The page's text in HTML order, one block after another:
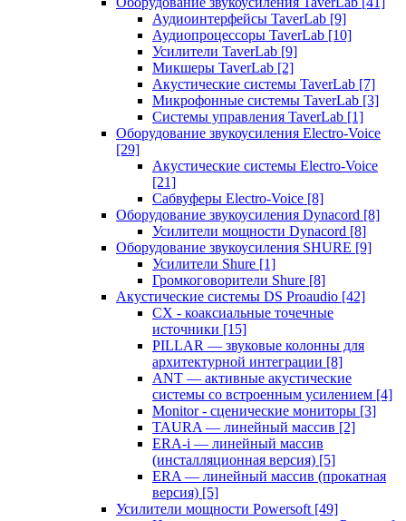
Аудиоинтерфейсы TaverLab [9]
Аудиопроцессоры TaverLab [10]
Усилители TaverLab [9]
Микшеры TaverLab [2]
Акустические системы TaverLab [7]
Микрофонные системы TaverLab [3]
Системы управления TaverLab [1]
Оборудование звукоусиления Electro-Voice
[29]
Акустические системы Electro-Voice
[21]
Сабвуферы Electro-Voice [8]
Оборудование звукоусиления Dynacord [8]
Усилители мощности Dynacord [8]
Оборудование звукоусиления SHURE [9]
Усилители Shure [1]
Громкоговорители Shure [8]
Акустические системы DS Proaudio [42]
CX - коаксиальные точечные
источники [15]
PILLAR — звуковые колонны для
архитектурной интеграции [8]
ANT — активные акустические
системы со встроенным усилением [4]
Monitor - сценические мониторы [3]
TAURA — линейный массив [2]
ERA-i — линейный массив
(инсталляционная версия) [5]
ERA — линейный массив (прокатная
версия) [5]
Усилители мощности Powersoft [49]